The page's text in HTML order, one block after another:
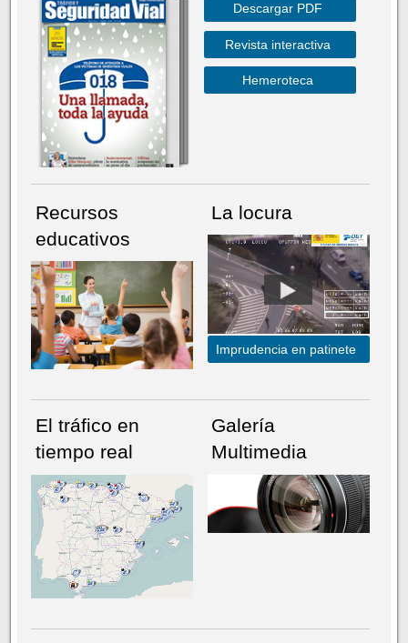
NÚMERO ACTUALHEMEROTECA
Descargar PDF
Revista interactiva
Hemeroteca
Recursos
educativos
La locura
Imprudencia en patinete
El tráfico en
tiempo real
Galería
Multimedia